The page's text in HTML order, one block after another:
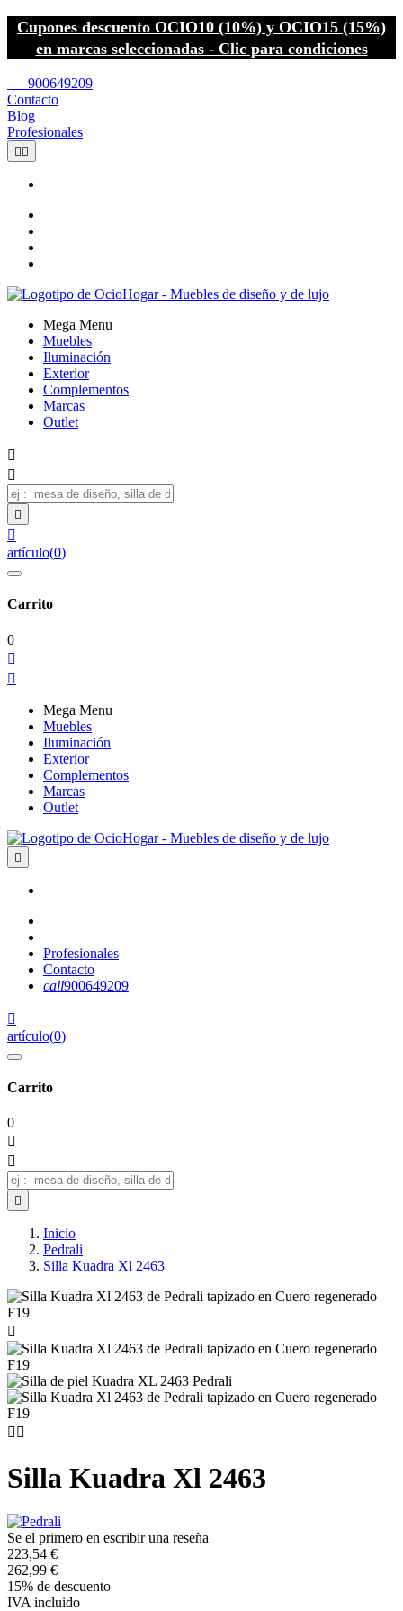
Cupones descuento OCIO10 (10%) y OCIO15 (15%)
en marcas seleccionadas - Clic para condiciones
900649209
Contacto
Blog
Profesionales
 
Mega Menu
Muebles
Iluminación
Exterior
Complementos
Marcas
Outlet




artículo(0)
Carrito
0


Mega Menu
Muebles
Iluminación
Exterior
Complementos
Marcas
Outlet

Profesionales
Contacto
call900649209

artículo(0)
Carrito
0



Inicio
Pedrali
Silla Kuadra Xl 2463

 
Silla Kuadra Xl 2463
Se el primero en escribir una reseña
223,54 €
262,99 €
15% de descuento
IVA incluido